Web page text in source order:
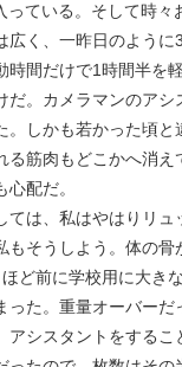
っている。そして時々
広く、一昨日のよう
時間だけで1時間半を
だ。カメラマンのア
。しかも若かった頃
る筋肉もどこかへ消
心配だ。
ては、私はやはりリ
もそうしよう。体の
ど前に学校用に大き
った。重量オーバーだ
アシスタントをする